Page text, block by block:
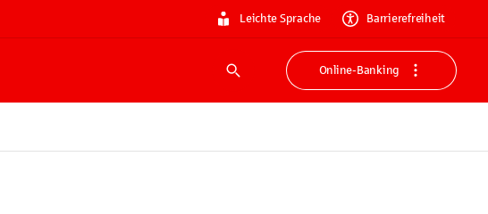
Leichte Sprache Barrierefreiheit
Suche
Online-Banking